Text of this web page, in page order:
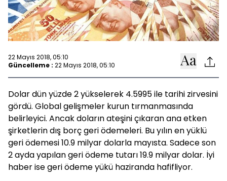
22 Mayıs 2018, 05:10
Güncelleme : 22 Mayıs 2018, 05:10
Dolar dün yüzde 2 yükselerek 4.5995 ile tarihi zirvesini
gördü. Global gelişmeler kurun tırmanmasında
belirleyici. Ancak doların ateşini çıkaran ana etken
şirketlerin dış borç geri ödemeleri. Bu yılın en yüklü
geri ödemesi 10.9 milyar dolarla mayısta. Sadece son
2 ayda yapılan geri ödeme tutarı 19.9 milyar dolar. İyi
haber ise geri ödeme yükü haziranda hafifliyor.